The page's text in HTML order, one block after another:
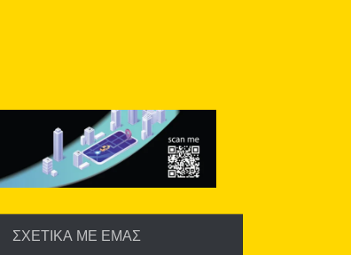
ΣΧΕΤΙΚΑ ΜΕ ΕΜΑΣ